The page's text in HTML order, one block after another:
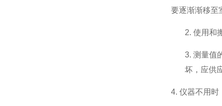
要逐渐渐移至
2. 使用和
3. 测量值
坏，应供
4. 仪器不用时